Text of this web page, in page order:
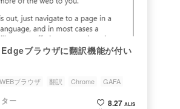
ブラウザに翻訳機能が付い
WEBブラウザ 翻訳 Chrome GAFA
ー
8.27 ALIS